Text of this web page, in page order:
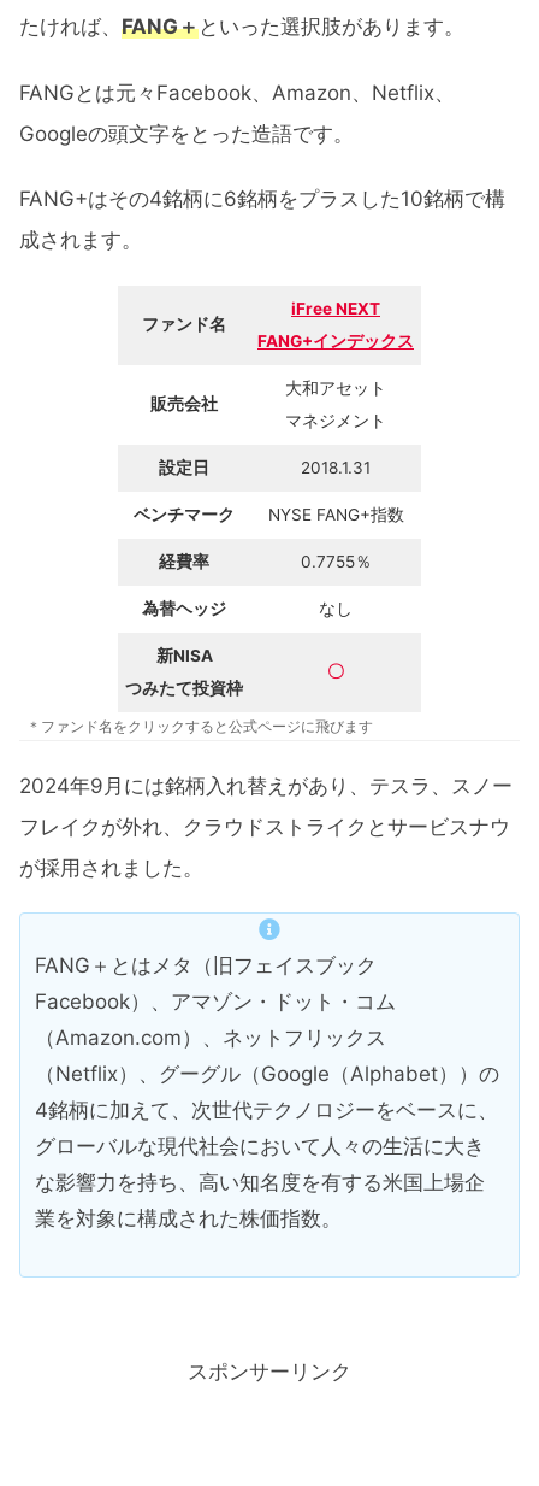
たければ、 FANG＋といった選択肢があります。
FANGとは元々Facebook、Amazon、Netflix、
Googleの頭文字をとった造語です。
FANG+はその4銘柄に6銘柄をプラスした10銘柄で構
成されます。
ファンド名
iFree NEXT
FANG+インデックス
販売会社
大和アセット
マネジメント
設定日 2018.1.31
ベンチマーク NYSE FANG+指数
経費率 0.7755％
為替ヘッジ なし
新NISA
つみたて投資枠
〇
＊ファンド名をクリックすると公式ページに飛びます
2024年9月には銘柄入れ替えがあり、テスラ、スノー
フレイクが外れ、クラウドストライクとサービスナウ
が採用されました。
FANG＋とはメタ（旧フェイスブック
Facebook）、アマゾン・ドット・コム
（Amazon.com）、ネットフリックス
（Netflix）、グーグル（Google（Alphabet））の
4銘柄に加えて、次世代テクノロジーをベースに、
グローバルな現代社会において人々の生活に大き
な影響力を持ち、高い知名度を有する米国上場企
業を対象に構成された株価指数。
スポンサーリンク